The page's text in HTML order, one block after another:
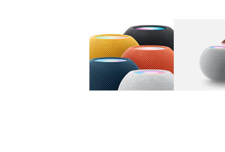
图库 图像 1